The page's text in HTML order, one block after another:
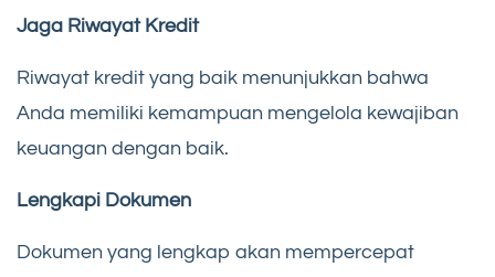
Jaga Riwayat Kredit
Riwayat kredit yang baik menunjukkan bahwa
Anda memiliki kemampuan mengelola kewajiban
keuangan dengan baik.
Lengkapi Dokumen
Dokumen yang lengkap akan mempercepat